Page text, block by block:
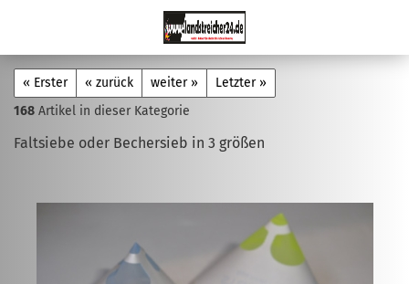
« Erster « zurück weiter »
Letzter »
168 Artikel in dieser Kategorie
Faltsiebe oder Bechersieb in 3 größen